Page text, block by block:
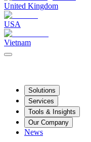
United Kingdom
USA
Vietnam
Solutions
Services
Tools & Insights
Our Company
News